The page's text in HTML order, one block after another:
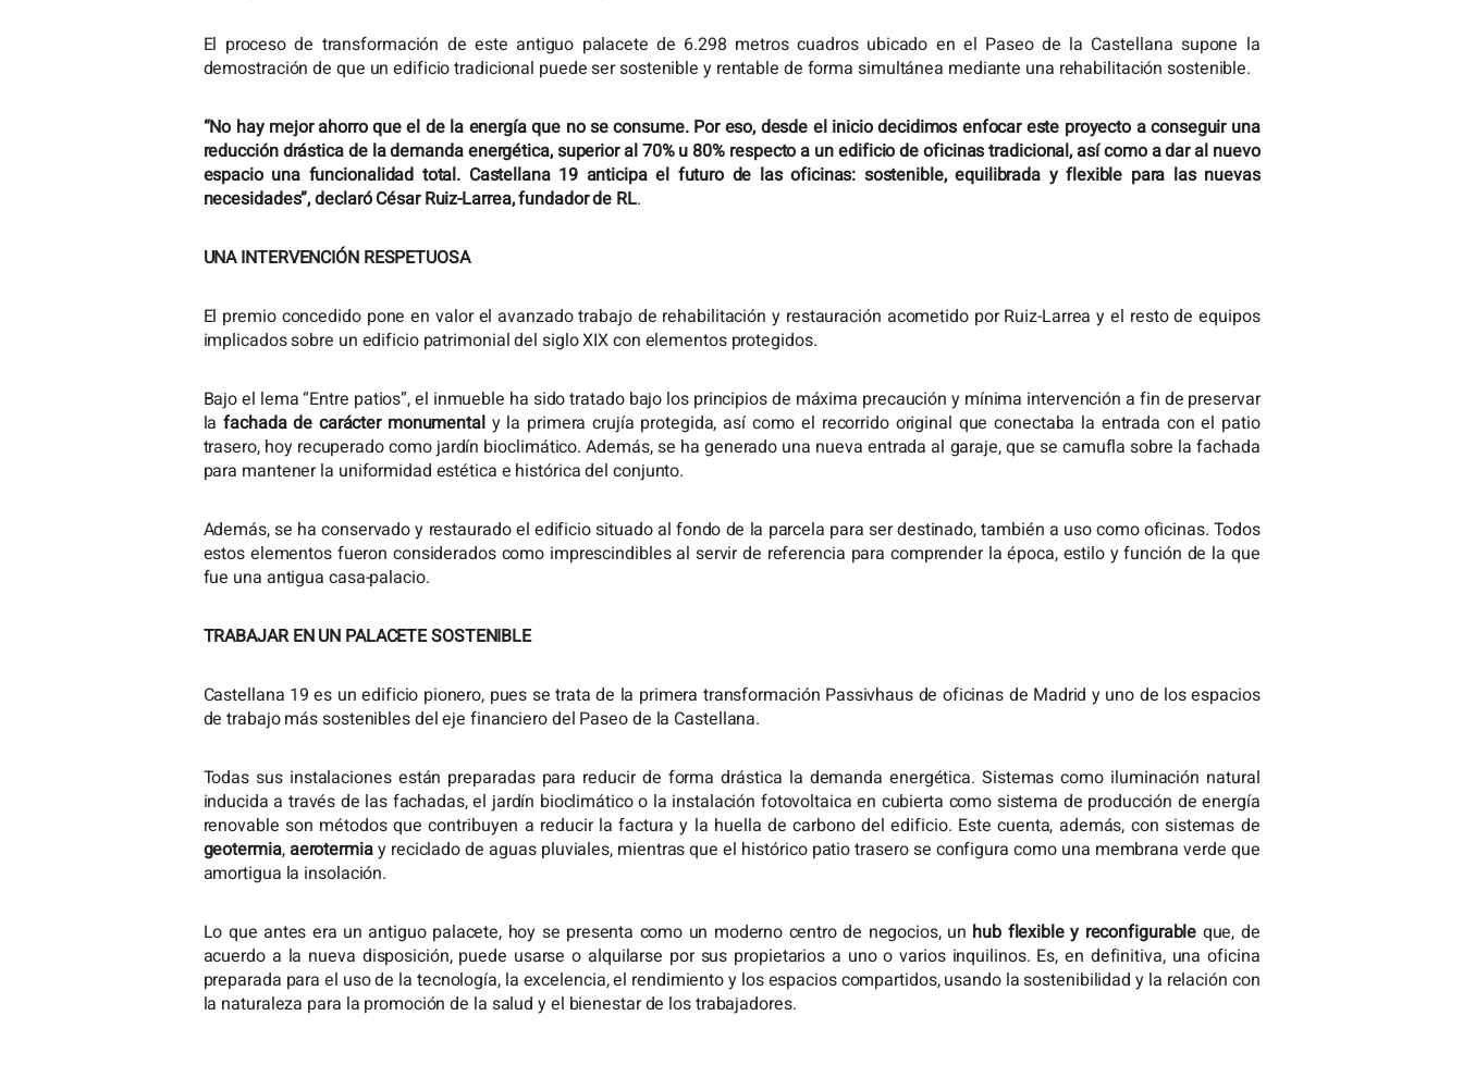
R_lab
ES
El proceso de transformación de este antiguo palacete de 6.298 metros cuadros ubicado en el Paseo de la Castellana supone la
demostración de que un edificio tradicional puede ser sostenible y rentable de forma simultánea mediante una rehabilitación sostenible.
“No hay mejor ahorro que el de la energía que no se consume. Por eso, desde el inicio decidimos enfocar este proyecto a conseguir una
reducción drástica de la demanda energética, superior al 70% u 80% respecto a un edificio de oficinas tradicional, así como a dar al nuevo
espacio una funcionalidad total. Castellana 19 anticipa el futuro de las oficinas: sostenible, equilibrada y flexible para las nuevas
necesidades”, declaró César Ruiz-Larrea, fundador de RL.
UNA INTERVENCIÓN RESPETUOSA
El premio concedido pone en valor el avanzado trabajo de rehabilitación y restauración acometido por Ruiz-Larrea y el resto de equipos
implicados sobre un edificio patrimonial del siglo XIX con elementos protegidos.
Bajo el lema “Entre patios”, el inmueble ha sido tratado bajo los principios de máxima precaución y mínima intervención a fin de preservar
lafachada de carácter monumentaly la primera crujía protegida, así como el recorrido original que conectaba la entrada con el patio
trasero, hoy recuperado como jardín bioclimático. Además, se ha generado una nueva entrada al garaje, que se camufla sobre la fachada
para mantener la uniformidad estética e histórica del conjunto.
Además, se ha conservado y restaurado el edificio situado al fondo de la parcela para ser destinado, también a uso como oficinas. Todos
estos elementos fueron considerados como imprescindibles al servir de referencia para comprender la época, estilo y función de la que
fue una antigua casa-palacio.
TRABAJAR EN UN PALACETE SOSTENIBLE
Castellana 19 es un edificio pionero, pues se trata de la primera transformación Passivhaus de oficinas de Madrid y uno de los espacios
de trabajo más sostenibles del eje financiero del Paseo de la Castellana.
Todas sus instalaciones están preparadas para reducir de forma drástica la demanda energética. Sistemas como iluminación natural
inducida a través de las fachadas, el jardín bioclimático o la instalación fotovoltaica en cubierta como sistema de producción de energía
renovable son métodos que contribuyen a reducir la factura y la huella de carbono del edificio. Este cuenta, además, con sistemas de
geotermia,aerotermiay reciclado de aguas pluviales, mientras que el histórico patio trasero se configura como una membrana verde que
amortigua la insolación.
Lo que antes era un antiguo palacete, hoy se presenta como un moderno centro de negocios, un hub flexible y reconfigurable que, de
acuerdo a la nueva disposición, puede usarse o alquilarse por sus propietarios a uno o varios inquilinos. Es, en definitiva, una oficina
preparada para el uso de la tecnología, la excelencia, el rendimiento y los espacios compartidos, usando la sostenibilidad y la relación con
la naturaleza para la promoción de la salud y el bienestar de los trabajadores.